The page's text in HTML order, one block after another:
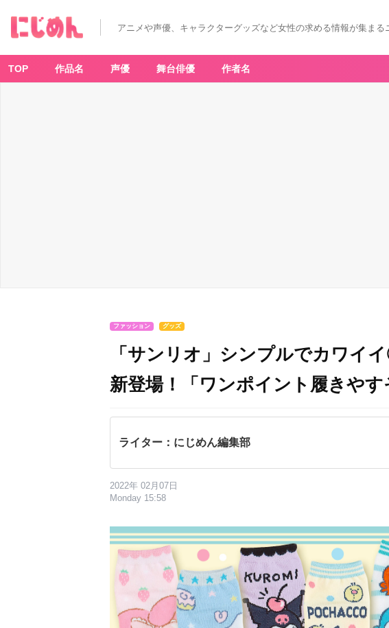
アニメや声優、キャラクターグッズなど女性の求める情報が集まる
TOP 作品名 声優 舞台俳優 作者名
ファッション グッズ
「サンリオ」シンプルでカワイ
新登場！「ワンポイント履きやす
ライター：にじめん編集部
2022年 02月07日
Monday 15:58